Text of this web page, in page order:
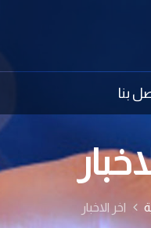
بنا
اخر الاخبار